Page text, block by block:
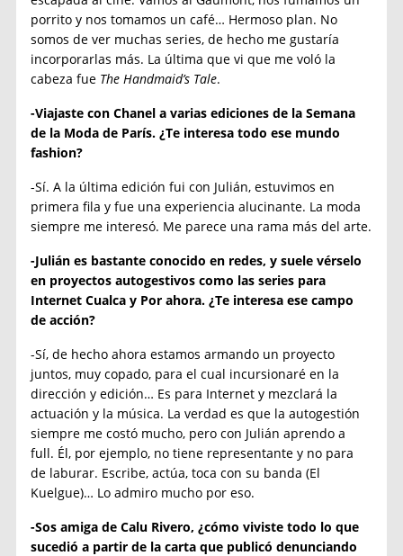
porrito y nos tomamos un café… Hermoso plan. No
somos de ver muchas series, de hecho me gustaría
incorporarlas más. La última que vi que me voló la
cabeza fue The Handmaid’s Tale.
-Viajaste con Chanel a varias ediciones de la Semana
de la Moda de París. ¿Te interesa todo ese mundo
fashion?
-Sí. A la última edición fui con Julián, estuvimos en
primera fila y fue una experiencia alucinante. La moda
siempre me interesó. Me parece una rama más del arte.
-Julián es bastante conocido en redes, y suele vérselo
en proyectos autogestivos como las series para
Internet Cualca y Por ahora. ¿Te interesa ese campo
de acción?
-Sí, de hecho ahora estamos armando un proyecto
juntos, muy copado, para el cual incursionaré en la
dirección y edición… Es para Internet y mezclará la
actuación y la música. La verdad es que la autogestión
siempre me costó mucho, pero con Julián aprendo a
full. Él, por ejemplo, no tiene representante y no para
de laburar. Escribe, actúa, toca con su banda (El
Kuelgue)… Lo admiro mucho por eso.
-Sos amiga de Calu Rivero, ¿cómo viviste todo lo que
sucedió a partir de la carta que publicó denunciando